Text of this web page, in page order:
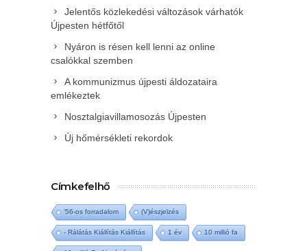
Jelentős közlekedési változások várhatók
Újpesten hétfőtől
Nyáron is résen kell lenni az online
csalókkal szemben
A kommunizmus újpesti áldozataira
emlékeztek
Nosztalgiavillamosozás Újpesten
Új hőmérsékleti rekordok
Címkefelhő
'56-os forradalom (V)észjelzés
- Rálátás Kiállítás Kiállítás 1 év 10 millió fa